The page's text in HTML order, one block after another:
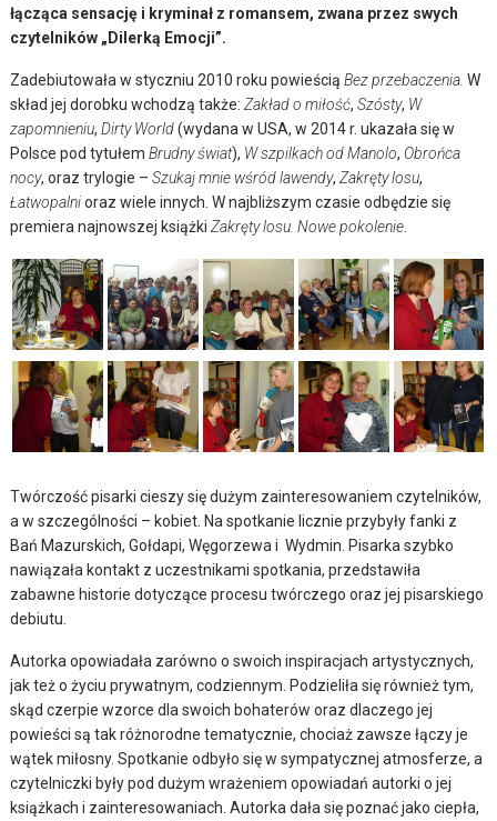
łącząca sensację i kryminał z romansem, zwana przez swych
czytelników „Dilerką Emocji”.
Zadebiutowała w styczniu 2010 roku powieściąBez przebaczenia. W
skład jej dorobku wchodzą także:Zakład o miłość,Szósty, W
zapomnieniu,Dirty World(wydana w USA, w 2014 r. ukazała się w
Polsce pod tytułemBrudny świat), W szpilkach od Manolo,Obrońca
nocy, oraz trylogie –Szukaj mnie wśród lawendy,Zakręty losu,
Łatwopalnioraz wiele innych. W najbliższym czasie odbędzie się
premiera najnowszej książki Zakręty losu. Nowe pokolenie.
Twórczość pisarki cieszy się dużym zainteresowaniem czytelników,
a w szczególności – kobiet. Na spotkanie licznie przybyły fanki z
Bań Mazurskich, Gołdapi, Węgorzewa i Wydmin. Pisarka szybko
nawiązała kontakt z uczestnikami spotkania, przedstawiła
zabawne historie dotyczące procesu twórczego oraz jej pisarskiego
debiutu.
Autorka opowiadała zarówno o swoich inspiracjach artystycznych,
jak też o życiu prywatnym, codziennym. Podzieliła się również tym,
skąd czerpie wzorce dla swoich bohaterów oraz dlaczego jej
powieści są tak różnorodne tematycznie, chociaż zawsze łączy je
wątek miłosny. Spotkanie odbyło się w sympatycznej atmosferze, a
czytelniczki były pod dużym wrażeniem opowiadań autorki o jej
książkach i zainteresowaniach. Autorka dała się poznać jako ciepła,